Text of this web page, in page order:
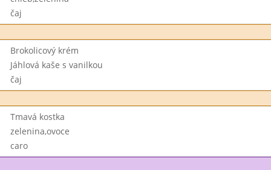
čaj
Brokolicový krém
Jáhlová kaše s vanilkou
čaj
Tmavá kostka
zelenina,ovoce
caro